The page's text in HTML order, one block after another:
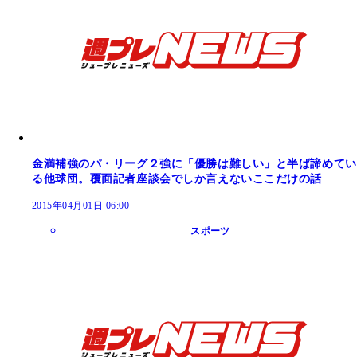
金満補強のパ・リーグ２強に「優勝は難しい」と半ば諦めてい
る他球団。覆面記者座談会でしか言えないここだけの話
2015年04月01日 06:00
スポーツ